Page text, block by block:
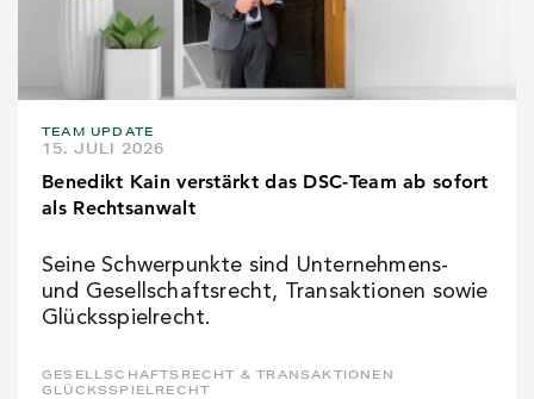
TEAM UPDATE
15. JULI 2026
Benedikt Kain verstärkt das DSC-Team ab sofort
als Rechtsanwalt
Seine Schwerpunkte sind Unternehmens-
und Gesellschaftsrecht, Transaktionen sowie
Glücksspielrecht.
GESELLSCHAFTSRECHT & TRANSAKTIONEN
GLÜCKSSPIELRECHT